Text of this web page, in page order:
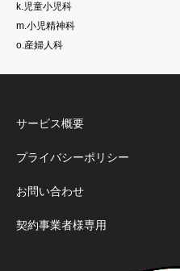
k.児童小児科
m.小児精神科
o.産婦人科
サービス概要
プライバシーポリシー
お問い合わせ
契約事業者様専用